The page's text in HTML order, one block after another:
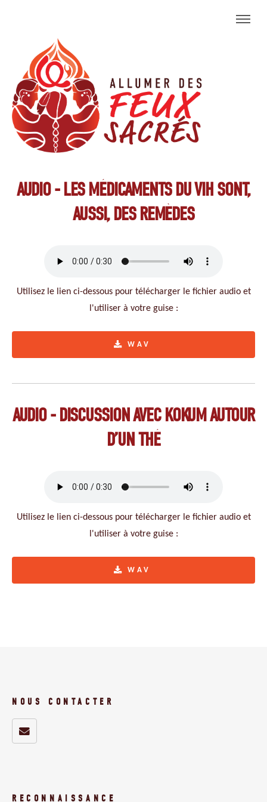
AUDIO - LES MÉDICAMENTS DU VIH SONT,
AUSSI, DES REMÈDES
Utilisez le lien ci-dessous pour télécharger le fichier audio et
l'utiliser à votre guise :
WAV
AUDIO - DISCUSSION AVEC KOKUM AUTOUR
D’UN THÉ
Utilisez le lien ci-dessous pour télécharger le fichier audio et
l'utiliser à votre guise :
WAV
RECONNAISSANCE
NOUS CONTACTER